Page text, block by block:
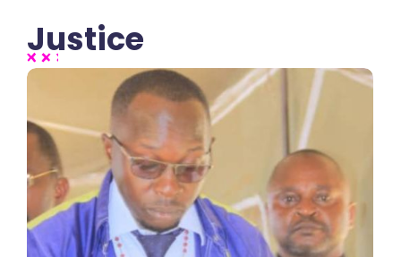
Justice
No Comments